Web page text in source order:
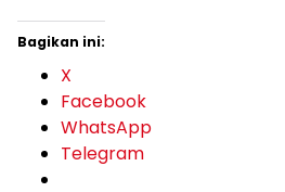
Bagikan ini:
X
Facebook
WhatsApp
Telegram